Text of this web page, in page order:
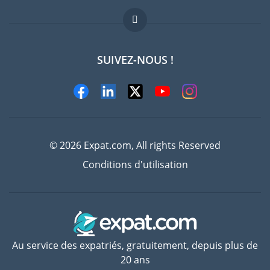
Offres d'emploi
FAQ
Experts
SUIVEZ-NOUS !
© 2026 Expat.com, All rights Reserved
Conditions d'utilisation
Au service des expatriés, gratuitement, depuis plus de
20 ans